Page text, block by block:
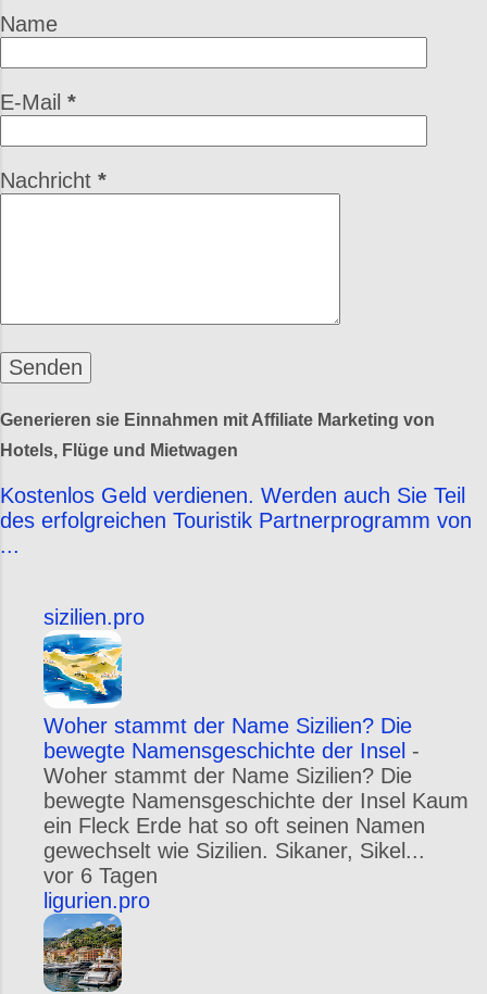
Name
E-Mail *
Nachricht *
Generieren sie Einnahmen mit Affiliate Marketing von
Hotels, Flüge und Mietwagen
Kostenlos Geld verdienen. Werden auch Sie Teil
des erfolgreichen Touristik Partnerprogramm von
...
sizilien.pro
Woher stammt der Name Sizilien? Die
bewegte Namensgeschichte der Insel -
Woher stammt der Name Sizilien? Die
bewegte Namensgeschichte der Insel Kaum
ein Fleck Erde hat so oft seinen Namen
gewechselt wie Sizilien. Sikaner, Sikel...
vor 6 Tagen
ligurien.pro